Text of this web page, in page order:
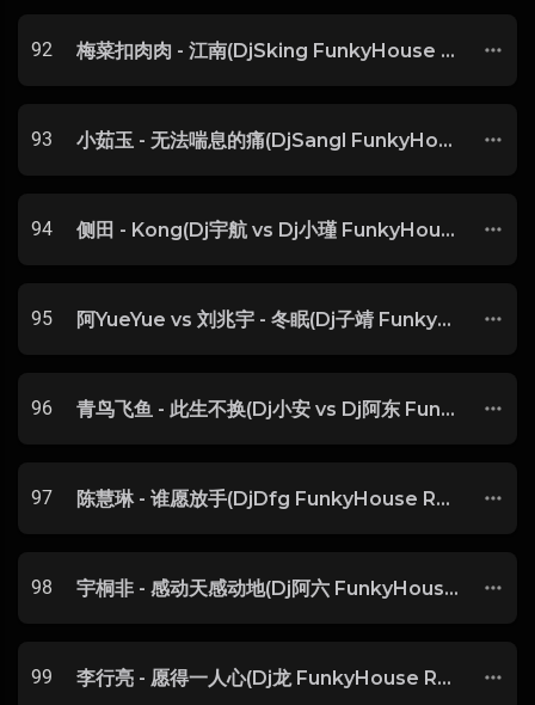
92 梅菜扣肉肉 - 江南(DjSking FunkyHouse Rmx 2025) -
93 小茹玉 - 无法喘息的痛(DjSangl FunkyHouse Rmx 2025) -
94 侧田 - Kong(Dj宇航 vs Dj小瑾 FunkyHouse Rmx 2025 粤语) -
95 阿YueYue vs 刘兆宇 - 冬眠(Dj子靖 FunkyHouse Rmx 2025) -
96 青鸟飞鱼 - 此生不换(Dj小安 vs Dj阿东 FunkyHouse Rmx 2025) -
97 陈慧琳 - 谁愿放手(DjDfg FunkyHouse Rmx 2025 粤语) -
98 宇桐非 - 感动天感动地(Dj阿六 FunkyHouse Rmx 2025)
99 李行亮 - 愿得一人心(Dj龙 FunkyHouse Rmx 2025) -